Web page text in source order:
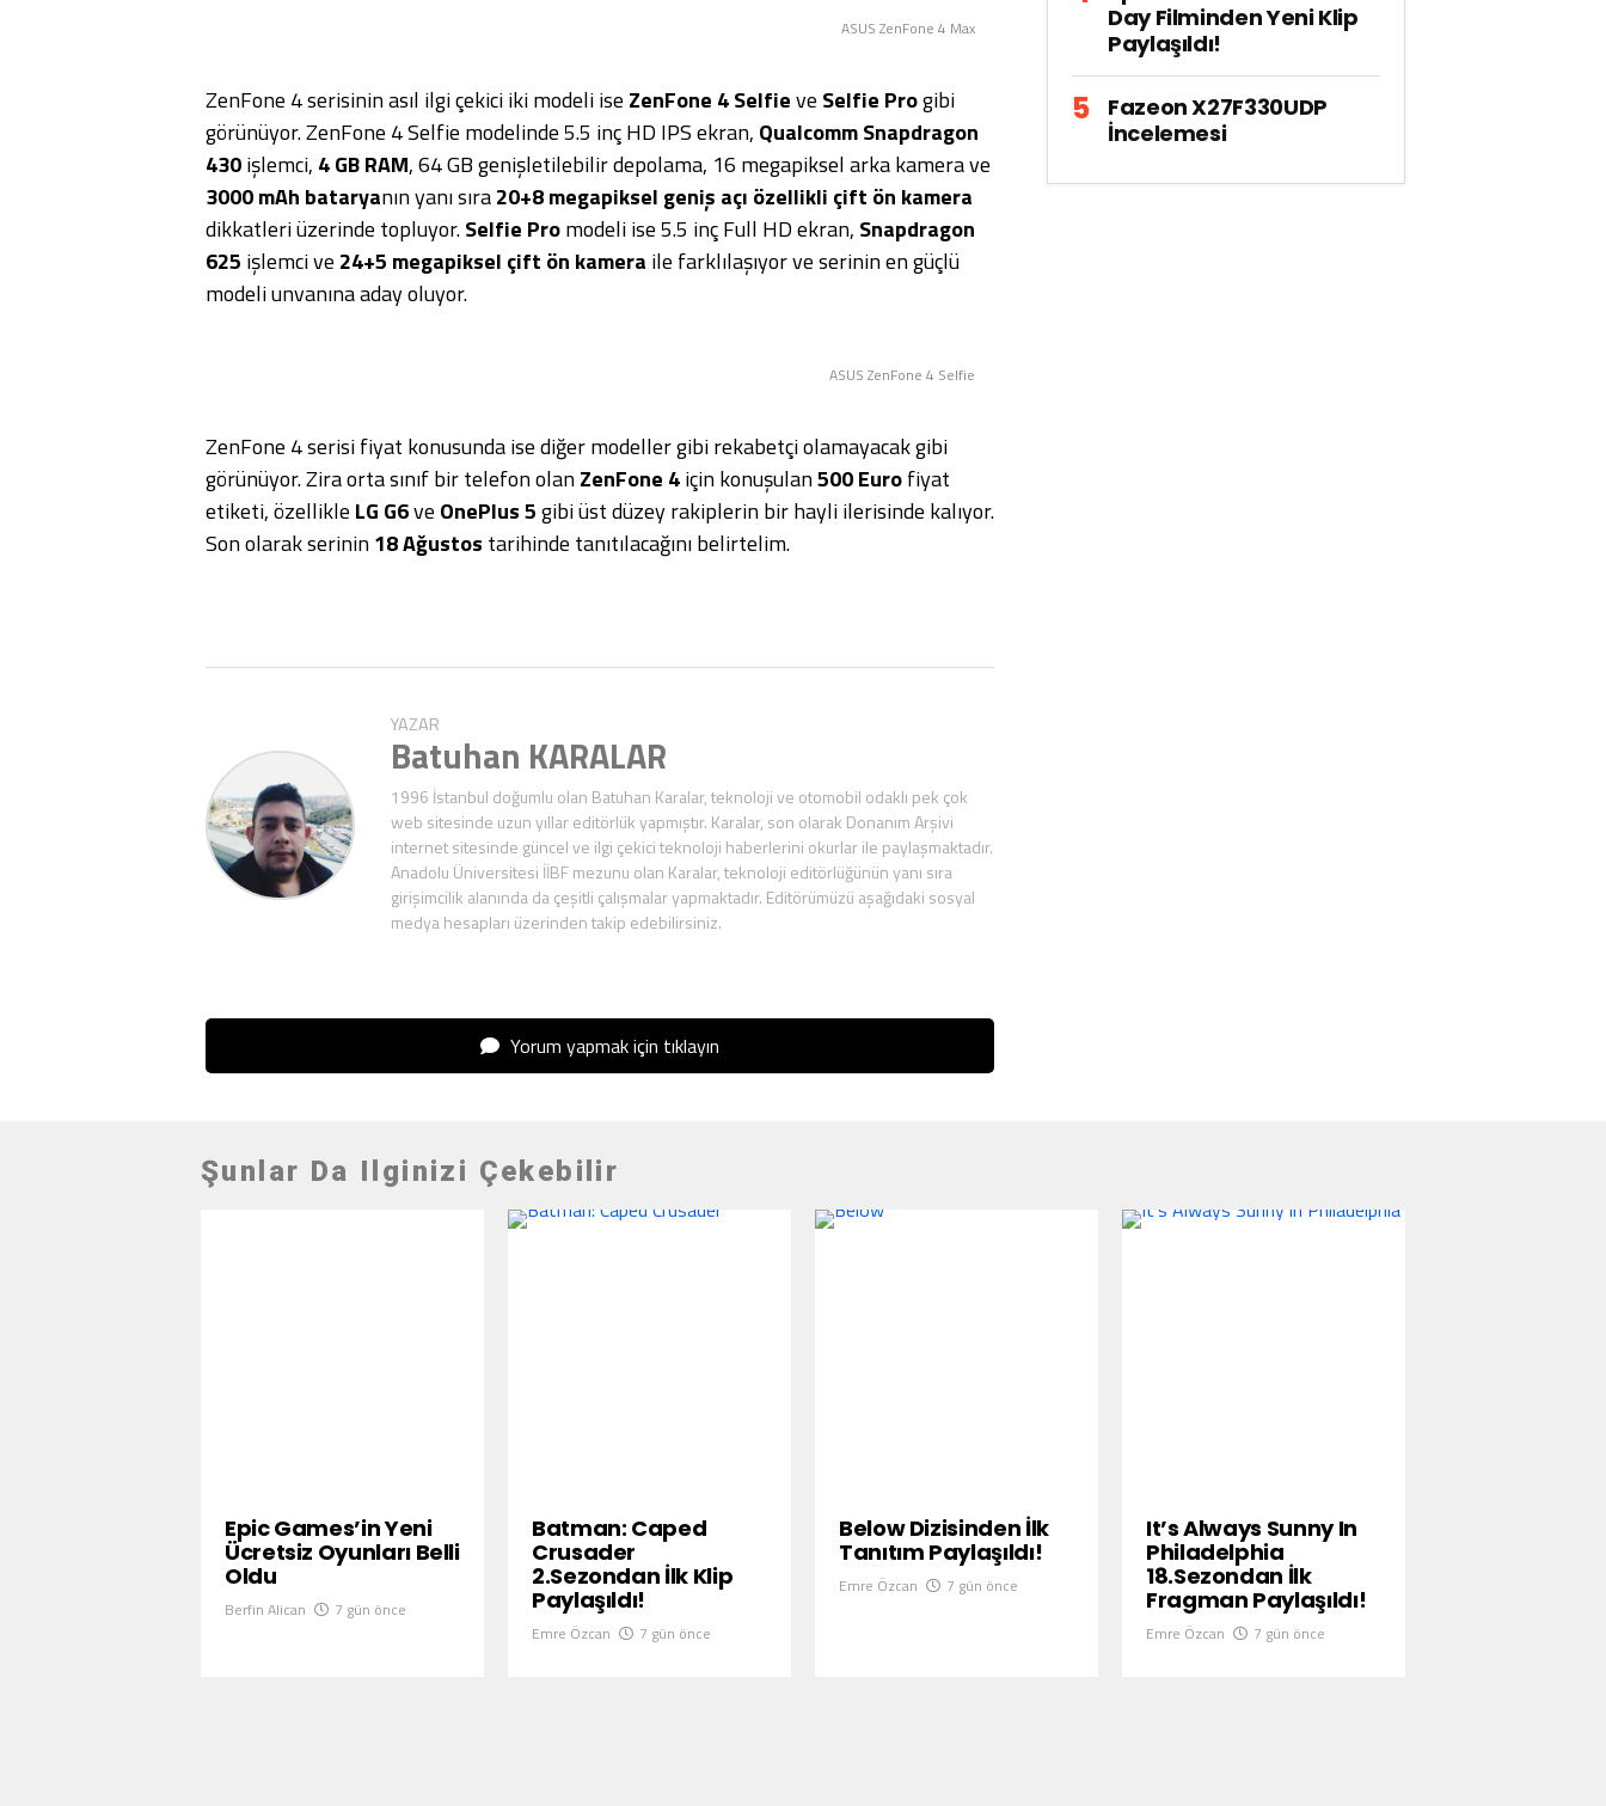
ASUS ZenFone 4 Max
ZenFone 4 serisinin asıl ilgi çekici iki modeli ise ZenFone 4 Selfieve Selfie Progibi
görünüyor. ZenFone 4 Selfie modelinde 5.5 inç HD IPS ekran, Qualcomm Snapdragon
430işlemci, 4 GB RAM, 64 GB genişletilebilir depolama, 16 megapiksel arka kamera ve
3000 mAh bataryanın yanı sıra20+8 megapiksel geniş açı özellikli çift ön kamera
dikkatleri üzerinde topluyor.Selfie Promodeli ise 5.5 inç Full HD ekran, Snapdragon
625 işlemci ve 24+5 megapiksel çift ön kamera ile farklılaşıyor ve serinin en güçlü
modeli unvanına aday oluyor.
ASUS ZenFone 4 Selfie
ZenFone 4 serisi fiyat konusunda ise diğer modeller gibi rekabetçi olamayacak gibi
görünüyor. Zira orta sınıf bir telefon olanZenFone 4için konuşulan500 Eurofiyat
etiketi, özellikle LG G6ve OnePlus 5gibi üst düzey rakiplerin bir hayli ilerisinde kalıyor.
Son olarak serinin18 Ağustos tarihinde tanıtılacağını belirtelim.
YAZAR
Batuhan KARALAR
1996 İstanbul doğumlu olan Batuhan Karalar, teknoloji ve otomobil odaklı pek çok
web sitesinde uzun yıllar editörlük yapmıştır. Karalar, son olarak Donanım Arşivi
internet sitesinde güncel ve ilgi çekici teknoloji haberlerini okurlar ile paylaşmaktadır.
Anadolu Üniversitesi İİBF mezunu olan Karalar, teknoloji editörlüğünün yanı sıra
girişimcilik alanında da çeşitli çalışmalar yapmaktadır. Editörümüzü aşağıdaki sosyal
medya hesapları üzerinden takip edebilirsiniz.
Yorum yapmak için tıklayın
Day Filminden Yeni Klip
Paylaşıldı!
Fazeon X27F330UDP
İncelemesi
Şunlar Da Ilginizi Çekebilir
Epic Games’in Yeni
Ücretsiz Oyunları Belli
Oldu
Berfin Alican 7 gün önce
Batman: Caped
Crusader
2.Sezondan İlk Klip
Paylaşıldı!
Emre Özcan 7 gün önce
Below Dizisinden İlk
Tanıtım Paylaşıldı!
Emre Özcan 7 gün önce
It’s Always Sunny In
Philadelphia
18.Sezondan İlk
Fragman Paylaşıldı!
Emre Özcan 7 gün önce